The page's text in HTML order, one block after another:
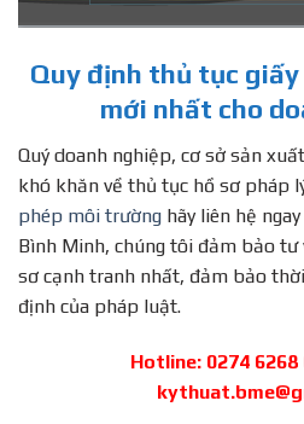
Quy định thủ tục
mới nhất cho
Quý doanh nghiệp, cơ sở sản
khó khăn về thủ tục hồ sơ pháp
phép môi trường hãy liên hệ
Bình Minh, chúng tôi đảm bảo
sơ cạnh tranh nhất, đảm bảo
định của pháp luật.
Hotline: 0274 6268